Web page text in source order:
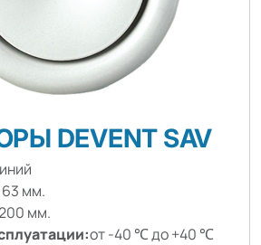
DEVENT SAV
63 мм.
мм.
от -40 ℃ до +40 ℃